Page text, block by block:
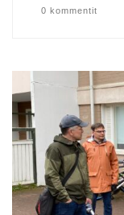
0 kommentit